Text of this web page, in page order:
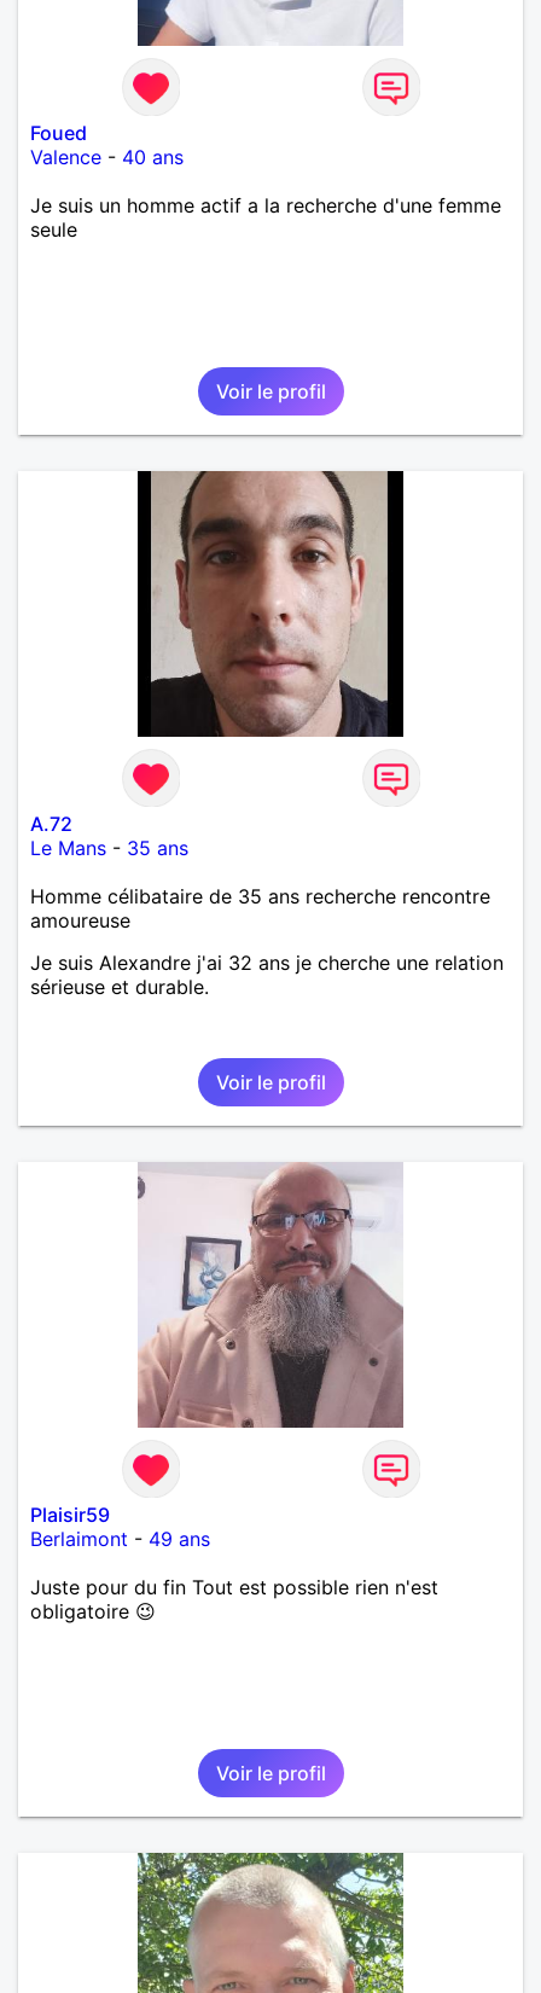
Foued
Valence - 40 ans
Je suis un homme actif a la recherche d'une femme
seule
Voir le profil
A.72
Le Mans - 35 ans
Homme célibataire de 35 ans recherche rencontre
amoureuse
Je suis Alexandre j'ai 32 ans je cherche une relation
sérieuse et durable.
Voir le profil
Plaisir59
Berlaimont - 49 ans
Juste pour du fin Tout est possible rien n'est
obligatoire 😉
Voir le profil